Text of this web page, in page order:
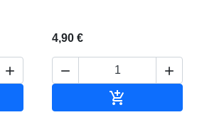

4,90 €
 
